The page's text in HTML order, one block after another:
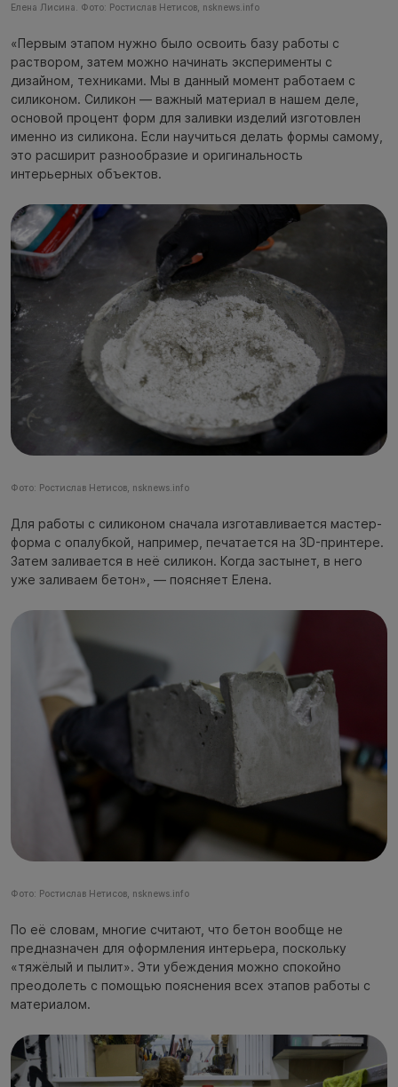
Елена Лисина. Фото: Ростислав Нетисов, nsknews.info
«Первым этапом нужно было освоить базу работы с
раствором, затем можно начинать эксперименты с
дизайном, техниками. Мы в данный момент работаем с
силиконом. Силикон — важный материал в нашем деле,
основой процент форм для заливки изделий изготовлен
именно из силикона. Если научиться делать формы самому,
это расширит разнообразие и оригинальность
интерьерных объектов.
Фото: Ростислав Нетисов, nsknews.info
Для работы с силиконом сначала изготавливается мастер-
форма с опалубкой, например, печатается на 3D-принтере.
Затем заливается в неё силикон. Когда застынет, в него
уже заливаем бетон», — поясняет Елена.
Фото: Ростислав Нетисов, nsknews.info
По её словам, многие считают, что бетон вообще не
предназначен для оформления интерьера, поскольку
«тяжёлый и пылит». Эти убеждения можно спокойно
преодолеть с помощью пояснения всех этапов работы с
материалом.